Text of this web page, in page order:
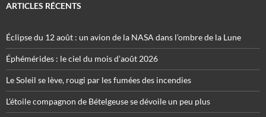
ARTICLES RÉCENTS
Éclipse du 12 août : un avion de la NASA dans l’ombre de la Lune
Éphémérides : le ciel du mois d’août 2026
Le Soleil se lève, rougi par les fumées des incendies
L’étoile compagnon de Bételgeuse se dévoile un peu plus